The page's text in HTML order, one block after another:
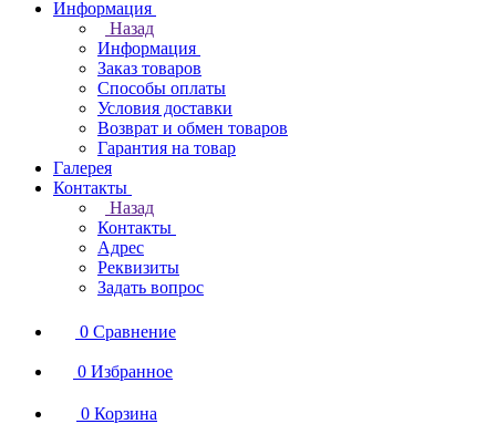
Информация
Назад
Информация
Заказ товаров
Способы оплаты
Условия доставки
Возврат и обмен товаров
Гарантия на товар
Галерея
Контакты
Назад
Контакты
Адрес
Реквизиты
Задать вопрос
0 Сравнение
0 Избранное
0 Корзина